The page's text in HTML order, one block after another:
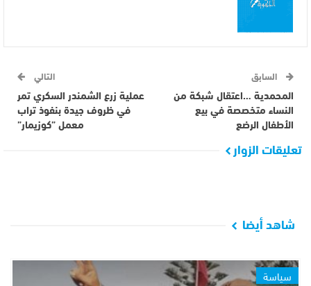
السابق
المحمدية …اعتقال شبكة من
النساء متخصصة في بيع
الأطفال الرضع
التالي
عملية زرع الشمندر السكري تمر
في ظروف جيدة بنفوذ تراب
معمل ”كوزيمار”
تعليقات الزوار
شاهد أيضا
سياسة